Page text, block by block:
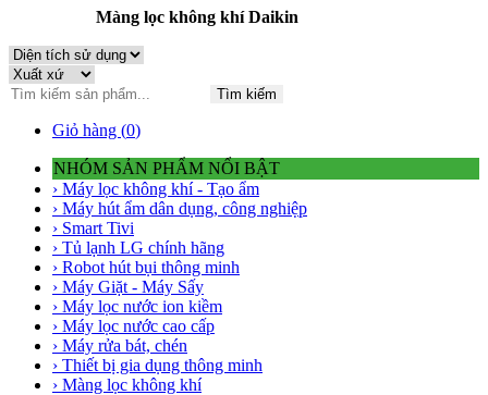
Màng lọc không khí Daikin
Tìm kiếm
Giỏ hàng (0)
NHÓM SẢN PHẨM NỔI BẬT
› Máy lọc không khí - Tạo ẩm
› Máy hút ẩm dân dụng, công nghiệp
› Smart Tivi
› Tủ lạnh LG chính hãng
› Robot hút bụi thông minh
› Máy Giặt - Máy Sấy
› Máy lọc nước ion kiềm
› Máy lọc nước cao cấp
› Máy rửa bát, chén
› Thiết bị gia dụng thông minh
› Màng lọc không khí